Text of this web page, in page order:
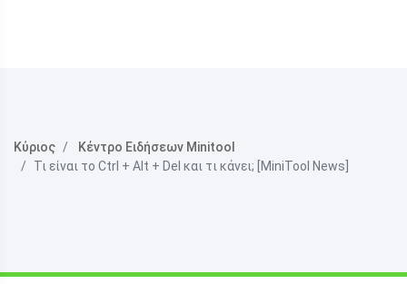
Κύριος
Κέντρο Ειδήσεων Minitool
Τι είναι το Ctrl + Alt + Del και τι κάνει; [MiniTool News]